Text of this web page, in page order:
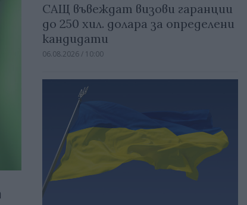
САЩ въвеждат визови гаранции
до 250 хил. долара за определени
кандидати
06.08.2026 / 10:00